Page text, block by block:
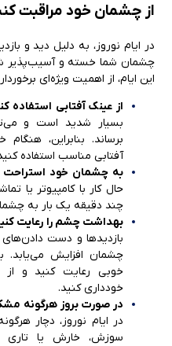
از چشمان خود مراقبت
در ایام نوروز، به دلیل دید و
چشمان شما خسته و آسیب‌پذیر
این ایام، از اهمیت ویژه‌ای
از عینک آفتابی استفاده
بسیار شدید است و
برساند. بنابراین،
آفتابی مناسب استفاده
به چشمان خود استراحت
حال کار با کامپیوتر یا
چند دقیقه یک بار به
بهداشت چشم را رعایت
بازدیدها و دست دادن‌های
چشمان افزایش می‌یابد.
خوبی رعایت کنید و
خودداری کنید.
در صورت بروز هرگونه
در ایام نوروز، دچار
سوزش، خارش یا تاری